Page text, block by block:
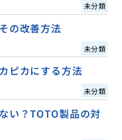
未分類
の改善方法
未分類
ピカにする方法
未分類
い？TOTO製品の対